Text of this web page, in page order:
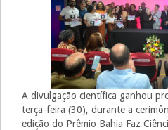
A divulgação científica ganhou
terça-feira (30), durante a
edição do Prêmio Bahia Faz